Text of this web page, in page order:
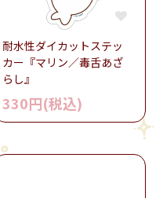
耐水性ダイカットステッ
カー『マリン／毒舌あざ
らし』
330円(税込)